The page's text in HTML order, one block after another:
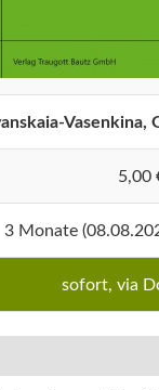
Vasenkina,
5,00
3 Monate
sofort, via